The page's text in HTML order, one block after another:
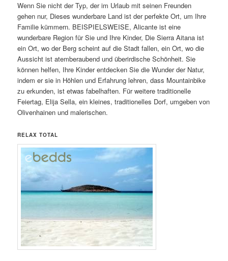
Wenn Sie nicht der Typ, der im Urlaub mit seinen Freunden
gehen nur, Dieses wunderbare Land ist der perfekte Ort, um Ihre
Familie kümmern. BEISPIELSWEISE, Alicante ist eine
wunderbare Region für Sie und Ihre Kinder, Die Sierra Aitana ist
ein Ort, wo der Berg scheint auf die Stadt fallen, ein Ort, wo die
Aussicht ist atemberaubend und überirdische Schönheit. Sie
können helfen, Ihre Kinder entdecken Sie die Wunder der Natur,
indem er sie in Höhlen und Erfahrung lehren, dass Mountainbike
zu erkunden, ist etwas fabelhaften. Für weitere traditionelle
Feiertag, Elija Sella, ein kleines, traditionelles Dorf, umgeben von
Olivenhainen und malerischen.
RELAX TOTAL